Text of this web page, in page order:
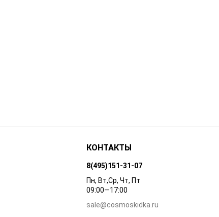
КОНТАКТЫ
8(495)151-31-07
Пн, Вт,Ср, Чт, Пт
09:00—17:00
sale@cosmoskidka.ru